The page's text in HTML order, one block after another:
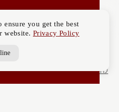
לחזור
ensure you get the best
website. Privacy Policy